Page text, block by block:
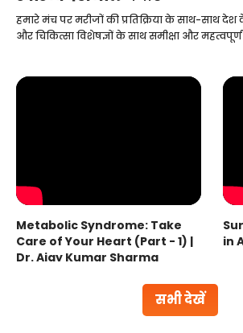
सभी देखें
हमारे मंच पर मरीजों की प्रतिक्रिया के साथ-साथ
और चिकित्सा विशेषज्ञों के साथ समीक्षा और महत्वपूर्ण
Metabolic Syndrome: Take
Care of Your Heart (Part - 1) |
Dr. Ajay Kumar Sharma
in